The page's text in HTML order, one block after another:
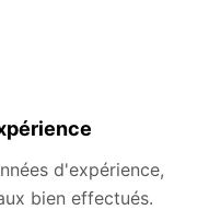
d'expérience,
bien effectués.